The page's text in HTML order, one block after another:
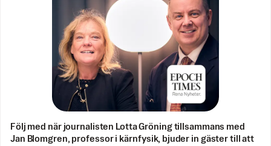
Följ med när journalisten Lotta Gröning tillsammans med
Jan Blomgren, professor i kärnfysik, bjuder in gäster till att